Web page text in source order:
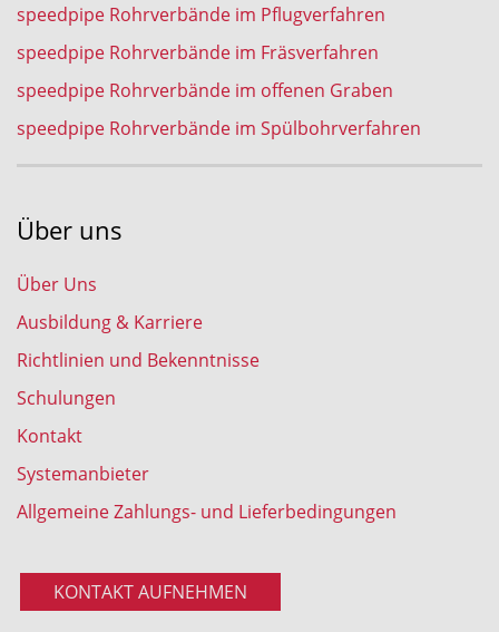
speedpipe Rohrverbände im Pflugverfahren
speedpipe Rohrverbände im Fräsverfahren
speedpipe Rohrverbände im offenen Graben
speedpipe Rohrverbände im Spülbohrverfahren
Über uns
Über Uns
Ausbildung & Karriere
Richtlinien und Bekenntnisse
Schulungen
Kontakt
Systemanbieter
Allgemeine Zahlungs- und Lieferbedingungen
KONTAKT AUFNEHMEN